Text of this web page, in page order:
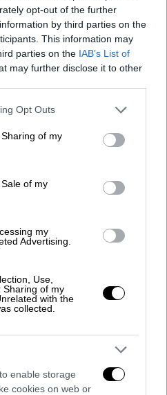
opt-out of the further
by third parties on the
This information may
parties on the IAB’s List of
may further disclose it to other
app uses one or more Google
behaviour. You may click to
and its third-party tags to
purposes in below Google
Opt Outs
of my
of my
my
Advertising.
Use,
Sharing of my
with the
collected.
enable storage
cookies on web or
μεταλλίου στον
Ολυμπιακούς, ο
κατέκτησε χρυσό και